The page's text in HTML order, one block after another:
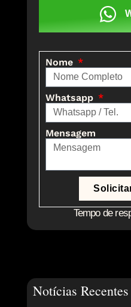
Nome
Whatsapp
Mensagem
Tempo de
Notícias Recentes